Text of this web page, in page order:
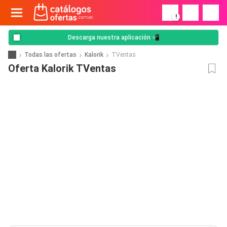
!
Descarga nuestra aplicación 📲
Todas las ofertas Kalorik TVentas
Oferta Kalorik TVentas